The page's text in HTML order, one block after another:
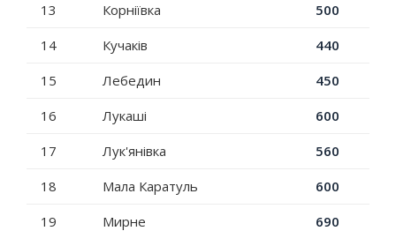
13
Корніївка
500
14
Кучаків
440
15
Лебедин
450
16
Лукаші
600
17
Лук'янівка
560
18
Мала Каратуль
600
19
Мирне
690